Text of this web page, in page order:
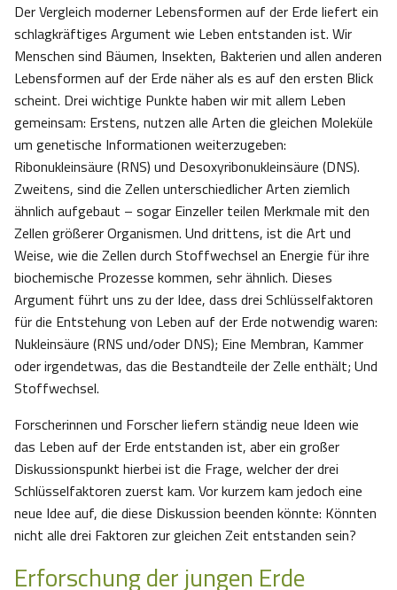
Der Vergleich moderner Lebensformen auf der Erde liefert ein
schlagkräftiges Argument wie Leben entstanden ist. Wir
Menschen sind Bäumen, Insekten, Bakterien und allen anderen
Lebensformen auf der Erde näher als es auf den ersten Blick
scheint. Drei wichtige Punkte haben wir mit allem Leben
gemeinsam: Erstens, nutzen alle Arten die gleichen Moleküle
um genetische Informationen weiterzugeben:
Ribonukleinsäure (RNS) und Desoxyribonukleinsäure (DNS).
Zweitens, sind die Zellen unterschiedlicher Arten ziemlich
ähnlich aufgebaut – sogar Einzeller teilen Merkmale mit den
Zellen größerer Organismen. Und drittens, ist die Art und
Weise, wie die Zellen durch Stoffwechsel an Energie für ihre
biochemische Prozesse kommen, sehr ähnlich. Dieses
Argument führt uns zu der Idee, dass drei Schlüsselfaktoren
für die Entstehung von Leben auf der Erde notwendig waren:
Nukleinsäure (RNS und/oder DNS); Eine Membran, Kammer
oder irgendetwas, das die Bestandteile der Zelle enthält; Und
Stoffwechsel.
Forscherinnen und Forscher liefern ständig neue Ideen wie
das Leben auf der Erde entstanden ist, aber ein großer
Diskussionspunkt hierbei ist die Frage, welcher der drei
Schlüsselfaktoren zuerst kam. Vor kurzem kam jedoch eine
neue Idee auf, die diese Diskussion beenden könnte: Könnten
nicht alle drei Faktoren zur gleichen Zeit entstanden sein?
Erforschung der jungen Erde